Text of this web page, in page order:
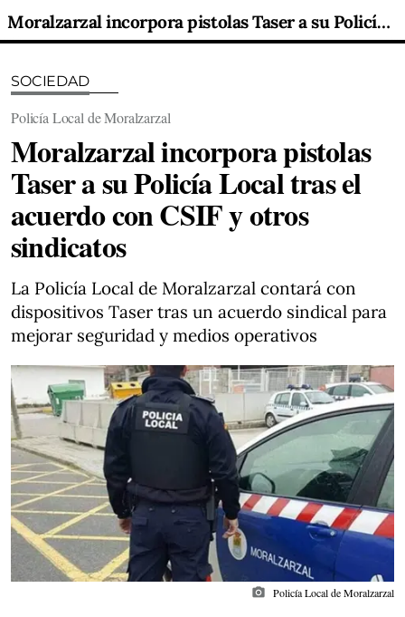
Moralzarzal incorpora pistolas Taser a su Policía Local tras el acuerdo con CSIF y otros sindicatos
SOCIEDAD
Policía Local de Moralzarzal
Moralzarzal incorpora pistolas
Taser a su Policía Local tras el
acuerdo con CSIF y otros
sindicatos
La Policía Local de Moralzarzal contará con
dispositivos Taser tras un acuerdo sindical para
mejorar seguridad y medios operativos
photo_camera Policía Local de Moralzarzal